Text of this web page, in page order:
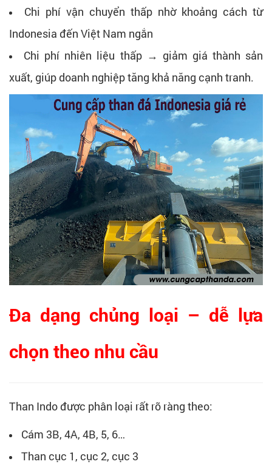
Chi phí vận chuyển thấp nhờ khoảng cách từ
Indonesia đến Việt Nam ngắn
Chi phí nhiên liệu thấp → giảm giá thành sản
xuất, giúp doanh nghiệp tăng khả năng cạnh tranh.
Đa dạng chủng loại – dễ lựa
chọn theo nhu cầu
Than Indo được phân loại rất rõ ràng theo:
Cám 3B, 4A, 4B, 5, 6…
Than cục 1, cục 2, cục 3